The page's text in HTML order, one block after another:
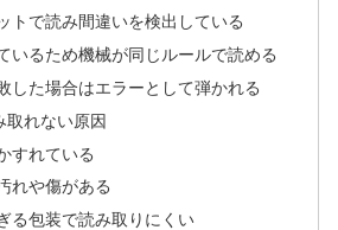
トで読み間違いを検出している
いるため機械が同じルールで読める
した場合はエラーとして弾かれる
取れない原因
すれている
れや傷がある
る包装で読み取りにくい